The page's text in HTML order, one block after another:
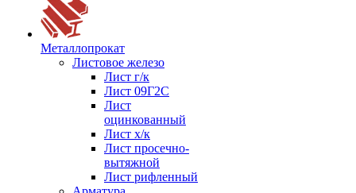
Металлопрокат
Листовое железо
Лист г/к
Лист 09Г2С
Лист
оцинкованный
Лист х/к
Лист просечно-
вытяжной
Лист рифленный